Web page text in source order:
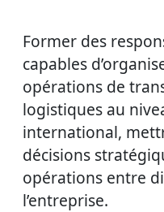
Former des
capables
opérations de
logistiques au
international,
décisions
opérations entre
l’entreprise.